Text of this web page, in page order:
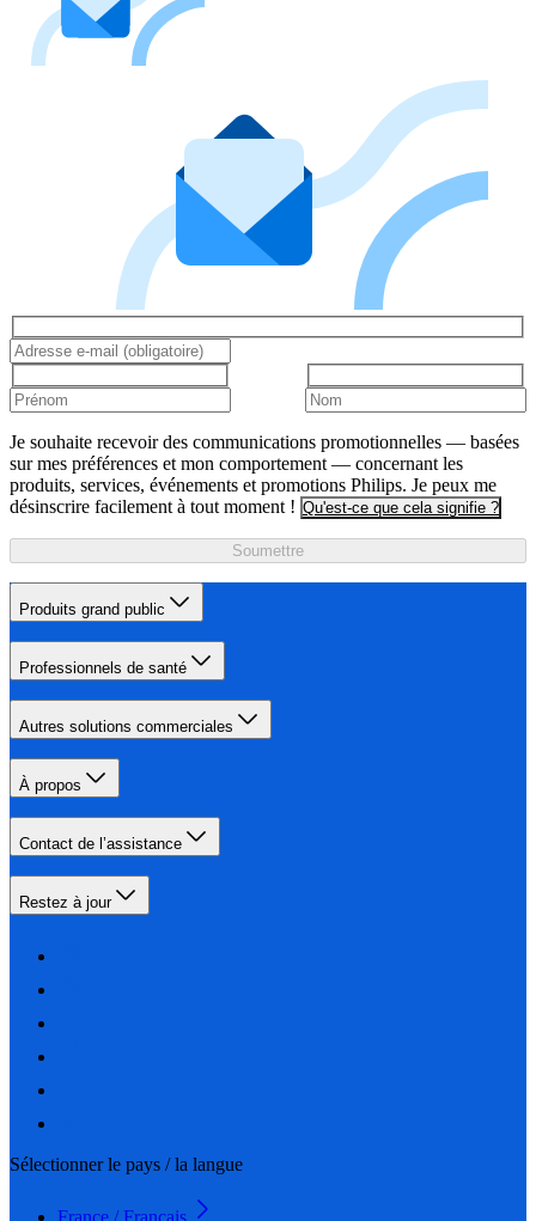
Je souhaite recevoir des communications promotionnelles — basées
sur mes préférences et mon comportement — concernant les
produits, services, événements et promotions Philips. Je peux me
désinscrire facilement à tout moment ! Qu'est-ce que cela signifie ?
Soumettre
Produits grand public
Professionnels de santé
Autres solutions commerciales
À propos
Contact de l’assistance
Restez à jour
Sélectionner le pays / la langue
France / Français